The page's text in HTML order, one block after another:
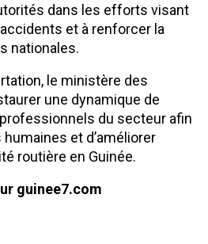
dans les efforts visant
et à renforcer la
nationales.
le ministère des
une dynamique de
du secteur afin
et d’améliorer
routière en Guinée.
guinee7.com